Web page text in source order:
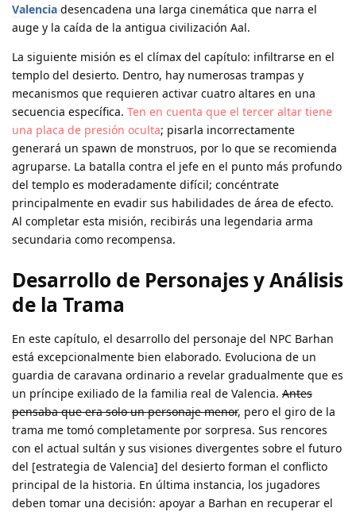
Valencia desencadena una larga cinemática que narra el
auge y la caída de la antigua civilización Aal.
La siguiente misión es el clímax del capítulo: infiltrarse en el
templo del desierto. Dentro, hay numerosas trampas y
mecanismos que requieren activar cuatro altares en una
secuencia específica. Ten en cuenta que el tercer altar tiene
una placa de presión oculta; pisarla incorrectamente
generará un spawn de monstruos, por lo que se recomienda
agruparse. La batalla contra el jefe en el punto más profundo
del templo es moderadamente difícil; concéntrate
principalmente en evadir sus habilidades de área de efecto.
Al completar esta misión, recibirás una legendaria arma
secundaria como recompensa.
Desarrollo de Personajes y Análisis
de la Trama
En este capítulo, el desarrollo del personaje del NPC Barhan
está excepcionalmente bien elaborado. Evoluciona de un
guardia de caravana ordinario a revelar gradualmente que es
un príncipe exiliado de la familia real de Valencia. Antes
pensaba que era solo un personaje menor, pero el giro de la
trama me tomó completamente por sorpresa. Sus rencores
con el actual sultán y sus visiones divergentes sobre el futuro
del [estrategia de Valencia] del desierto forman el conflicto
principal de la historia. En última instancia, los jugadores
deben tomar una decisión: apoyar a Barhan en recuperar el